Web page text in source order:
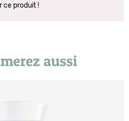
ce produit !
aussi